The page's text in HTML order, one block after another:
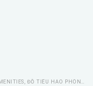
ĐỒ AMENITIES, ĐỒ TIÊU HAO PHÒNG TẮM